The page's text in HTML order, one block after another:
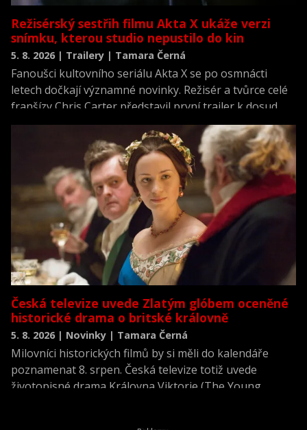
Režisérský sestřih filmu Akta X ukáže verzi
snímku, kterou studio nepustilo do kin
5. 8. 2026 | Trailery | Tamara Černá
Fanoušci kultovního seriálu Akta X se po osmnácti
letech dočkají významné novinky. Režisér a tvůrce celé
franšízy Chris Carter představil první trailer k dosud
neviděné režisérské verzi filmu Akta X: Chci uvěřit.
Česká televize uvede Zlatým glóbem oceněné
historické drama o britské královně
5. 8. 2026 | Novinky | Tamara Černá
Milovníci historických filmů by si měli do kalendáře
poznamenat 8. srpen. Česká televize totiž uvede
životopisné drama Královna Viktorie (The Young